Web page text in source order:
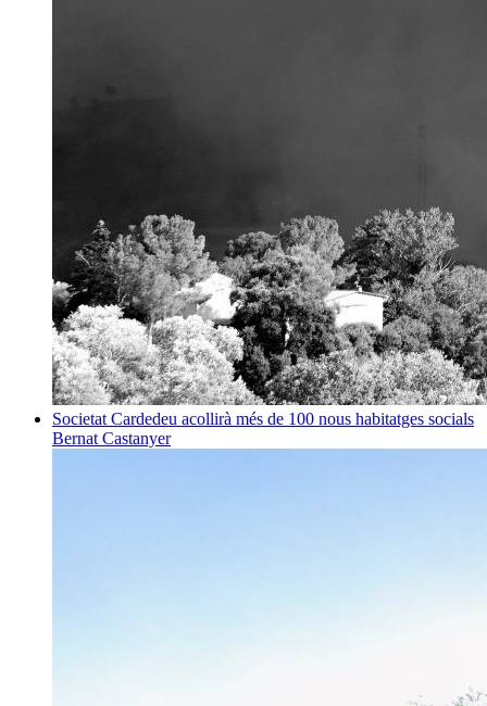
Societat Cardedeu acollirà més de 100 nous habitatges socials
Bernat Castanyer